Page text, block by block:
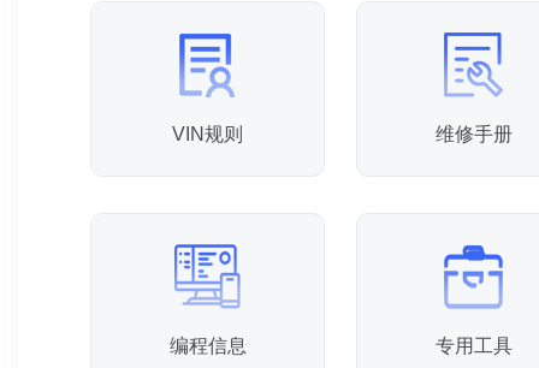
VIN规则 维修手册
编程信息 专用工具